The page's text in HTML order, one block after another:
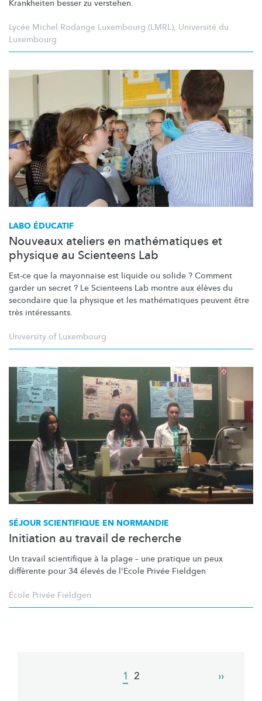
Krankheiten besser zu verstehen.
Lycée Michel Rodange Luxembourg (LMRL), Université du
Luxembourg
LABO ÉDUCATIF
Nouveaux ateliers en mathématiques et
physique au Scienteens Lab
Est-ce que la mayonnaise est liquide ou solide ? Comment
garder un secret ? Le Scienteens Lab montre aux élèves du
secondaire que la physique et les mathématiques peuvent être
très intéressants.
University of Luxembourg
SÉJOUR SCIENTIFIQUE EN NORMANDIE
Initiation au travail de recherche
Un travail scientifique à la plage – une pratique un peux
diffèrente pour 34 élevés de l'Ecole Privée Fieldgen
École Privée Fieldgen
Current
1 Page
2
Next
››